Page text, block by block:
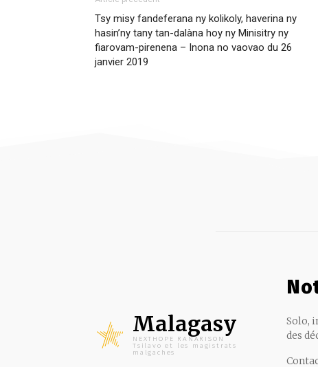
Tsy misy fandeferana ny kolikoly, haverina ny
hasin’ny tany tan-dalàna hoy ny Minisitry ny
fiarovam-pirenena – Inona no vaovao du 26
janvier 2019
Malagasy
NEXTHOPE RANARISON
Tsilavo et les magistrats
malgaches
Solo,
des